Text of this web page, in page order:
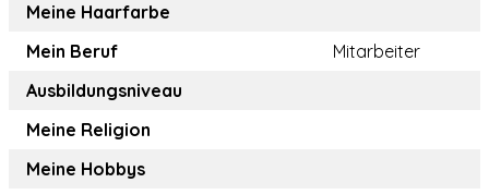
Meine Haarfarbe
Mein Beruf
Mitarbeiter
Ausbildungsniveau
Meine Religion
Meine Hobbys